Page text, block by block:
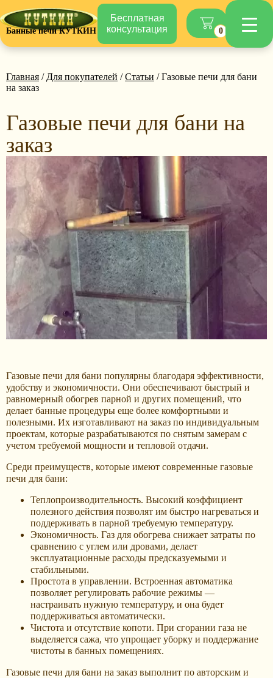
Банные печи КУТКИН
Бесплатная
консультация
0
Главная / Для покупателей /Статьи / Газовые печи для бани
на заказ
Газовые печи для бани на
заказ
Газовые печи для бани популярны благодаря эффективности,
удобству и экономичности. Они обеспечивают быстрый и
равномерный обогрев парной и других помещений, что
делает банные процедуры еще более комфортными и
полезными. Их изготавливают на заказ по индивидуальным
проектам, которые разрабатываются по снятым замерам с
учетом требуемой мощности и тепловой отдачи.
Среди преимуществ, которые имеют современные газовые
печи для бани:
Теплопроизводительность. Высокий коэффициент
полезного действия позволят им быстро нагреваться и
поддерживать в парной требуемую температуру.
Экономичность. Газ для обогрева снижает затраты по
сравнению с углем или дровами, делает
эксплуатационные расходы предсказуемыми и
стабильными.
Простота в управлении. Встроенная автоматика
позволяет регулировать рабочие режимы —
настраивать нужную температуру, и она будет
поддерживаться автоматически.
Чистота и отсутствие копоти. При сгорании газа не
выделяется сажа, что упрощает уборку и поддержание
чистоты в банных помещениях.
Газовые печи для бани на заказ выполнит по авторским и